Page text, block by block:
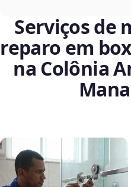
Serviços de
reparo em
na Colônia